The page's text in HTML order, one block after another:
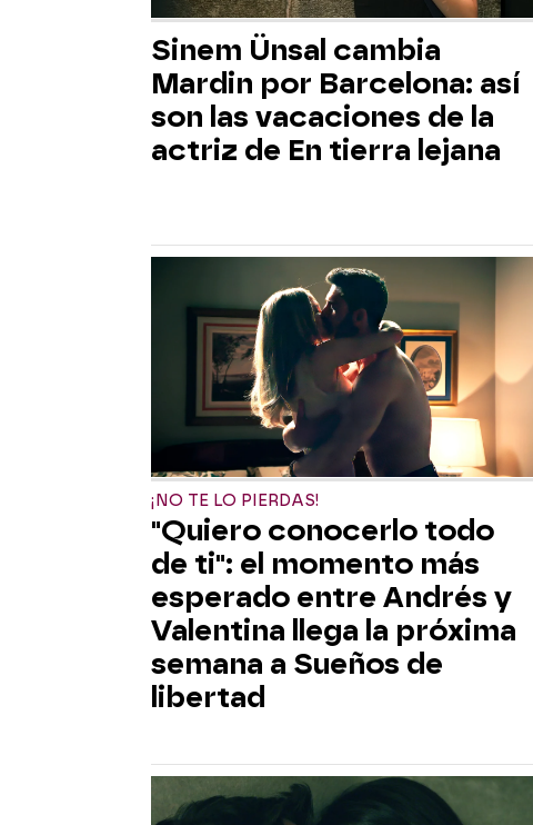
Sinem Ünsal cambia
Mardin por Barcelona: así
son las vacaciones de la
actriz de En tierra lejana
¡NO TE LO PIERDAS!
"Quiero conocerlo todo
de ti": el momento más
esperado entre Andrés y
Valentina llega la próxima
semana a Sueños de
libertad